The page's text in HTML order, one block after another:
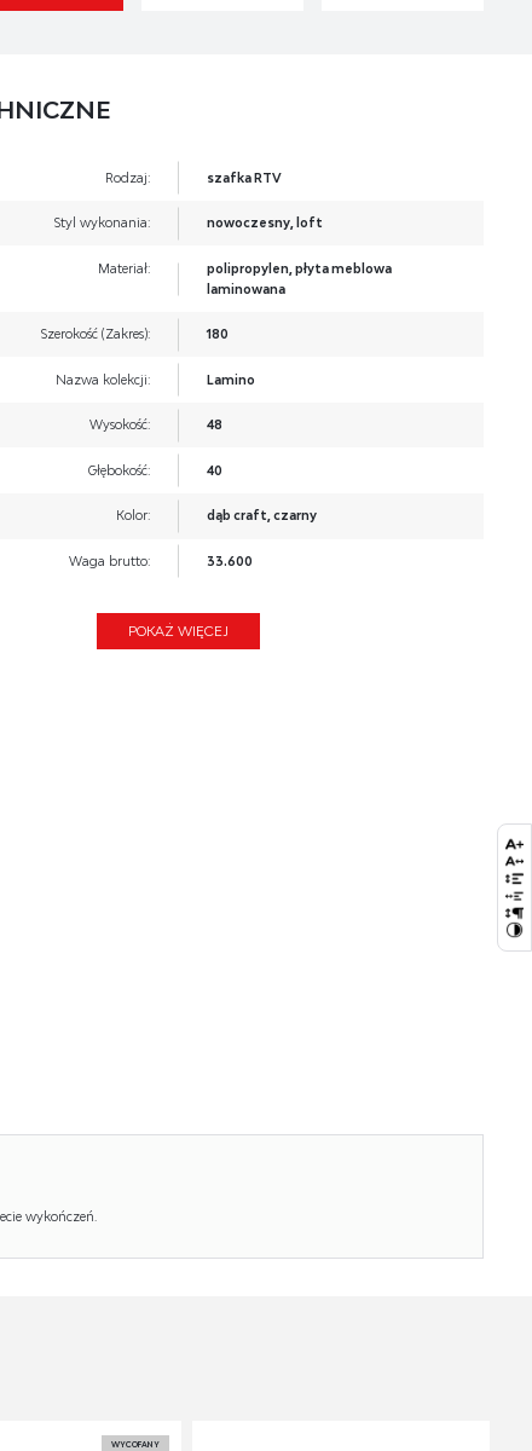
Rodzaj: szafka RTV
Styl wykonania: nowoczesny, loft
Materiał:
polipropylen, płyta meblowa
laminowana
Szerokość (Zakres): 180
Nazwa kolekcji: Lamino
Wysokość: 48
Głębokość: 40
Kolor: dąb craft, czarny
Waga brutto: 33.600
Objętość: 0.094
POKAŻ WIĘCEJ
wykończeń.
WYCOFANY